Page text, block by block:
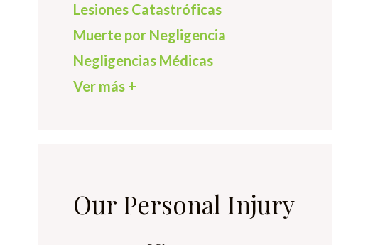
Lesiones Catastróficas
Muerte por Negligencia
Negligencias Médicas
Ver más +
Our Personal Injury